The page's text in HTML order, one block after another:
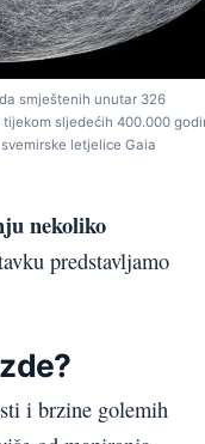
smještenih unutar 326
sljedećih 400.000
letjelice Gaia
nekoliko
predstavljamo
i brzine golemih